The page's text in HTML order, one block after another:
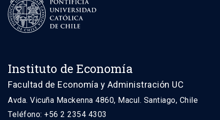
Instituto de Economía
Facultad de Economía y Administración UC
Avda. Vicuña Mackenna 4860, Macul. Santiago, Chile
Teléfono: +56 2 2354 4303